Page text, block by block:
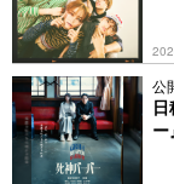
公